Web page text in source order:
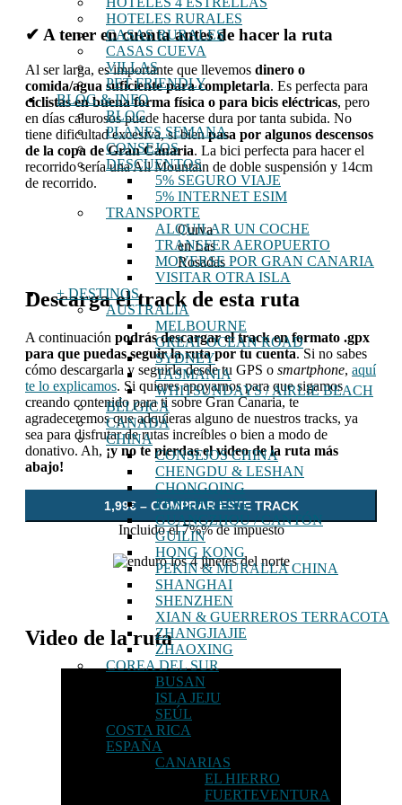
HOTELES RURALES
CASAS RURALES
CASAS CUEVA
VILLAS
PET FRIENDLY
BLOG & INFO
BLOG
PLANES SEMANA
CONSEJOS
DESCUENTOS
5% SEGURO VIAJE
5% INTERNET ESIM
TRANSPORTE
ALQUILAR UN COCHE
TRANSFER AEROPUERTO
MOVERSE POR GRAN CANARIA
VISITAR OTRA ISLA
+ DESTINOS
AUSTRALIA
MELBOURNE
GREAT OCEAN ROAD
SYDNEY
TASMANIA
WHITSUNDAYS / AIRLIE BEACH
BÉLGICA
CANADÁ
CHINA
CONSEJOS CHINA
CHENGDU & LESHAN
CHONGQING
FENGHUANG
GUANGZHOU / CANTÓN
GUILIN
HONG KONG
PEKIN & MURALLA CHINA
SHANGHAI
SHENZHEN
XIAN & GUERREROS TERRACOTA
ZHANGJIAJIE
ZHAOXING
COREA DEL SUR
BUSAN
ISLA JEJU
SEÚL
COSTA RICA
ESPAÑA
CANARIAS
EL HIERRO
FUERTEVENTURA
✔ A tener en cuenta antes de hacer la ruta
Al ser larga, es importante que llevemos dinero o
comida/agua suficiente para completarla. Es perfecta para
ciclistas en buena forma física o para bicis eléctricas, pero
en días calurosos puede hacerse dura por tanta subida. No
tiene dificultad excesiva, si bienpasa por algunos descensos
de la copa de Gran Canaria. La bici perfecta para hacer el
recorrido sería una All Mountain de doble suspensión y 14cm
de recorrido.
Curva
en Las
Rosadas
Descarga el track de esta ruta
A continuación podrás descargar el track en formato .gpx
para que puedas seguir la ruta por tu cuenta. Si no sabes
cómo descargarla y seguirla desde tu GPS o smartphone, aquí
te lo explicamos. Si quieres apoyarnos para que sigamos
creando contenido para ti sobre Gran Canaria, te
agradeceremos que adquieras alguno de nuestros tracks, ya
sea para disfrutar de rutas increíbles o bien a modo de
donativo. Ah, ¡y no te pierdas el video de la ruta más
abajo!
1,99€ – COMPRAR ESTE TRACK
Incluido el 7%% de impuesto
Video de la ruta